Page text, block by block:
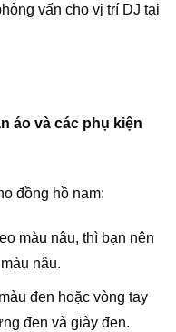
vấn cho vị trí DJ tại
áo và các phụ kiện
đồng hồ nam:
màu nâu, thì bạn nên
nâu.
đen hoặc vòng tay
đen và giày đen.